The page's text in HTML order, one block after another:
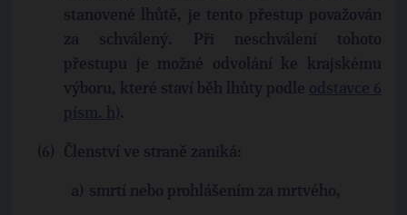
stanovené lhůtě, je tento přestup považován
za schválený. Při neschválení tohoto
přestupu je možné odvolání ke krajskému
výboru, které staví běh lhůty podle
.
Členství ve straně zaniká:
smrtí nebo prohlášením za mrtvého,